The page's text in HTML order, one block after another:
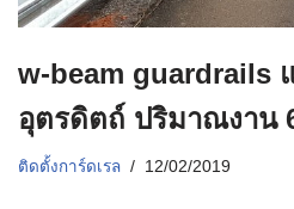
w-beam guardrails
อุตรดิตถ์ ปริมาณงาน
ติดตั้งการ์ดเรล 12/02/2019